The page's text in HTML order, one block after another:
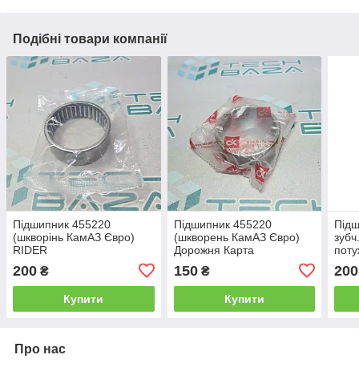
Подібні товари компанії
Підшипник 455220
(шкворінь КамАЗ Євро)
RIDER
200 ₴
Купити
Підшипник 455220
(шкворень КамАЗ Євро)
Дорожня Карта
150₴
Купити
200
Про нас